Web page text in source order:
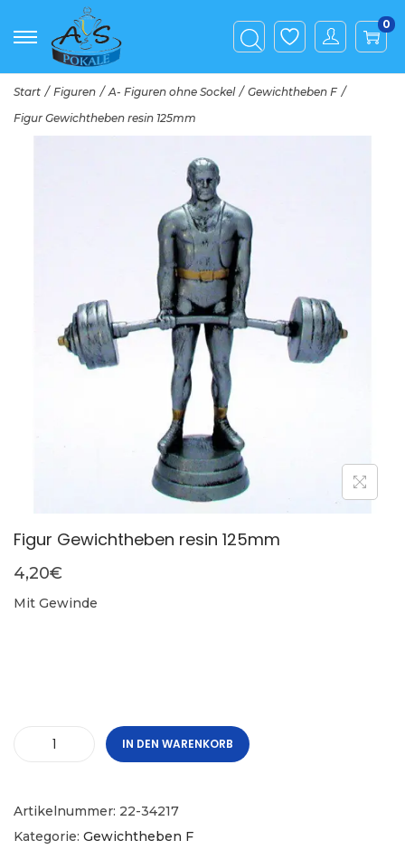
0
Start / Figuren / A- Figuren ohne Sockel / Gewichtheben F /
Figur Gewichtheben resin 125mm
Figur Gewichtheben resin 125mm
4,20€
Mit Gewinde
IN DEN WARENKORB
Artikelnummer: 22-34217
Kategorie: Gewichtheben F